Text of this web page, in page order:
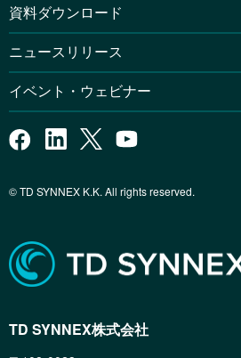
資料ダウンロード
ニュースリリース
イベント・ウェビナー
© TD SYNNEX K.K. All rights reserved.
TD SYNNEX株式会社